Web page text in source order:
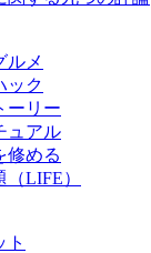
ルメ
ック
ーリー
ュアル
修める
LIFE）
ト